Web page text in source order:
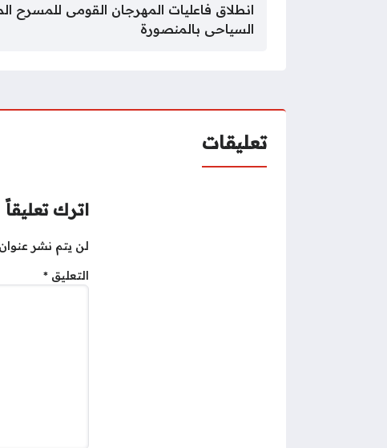
انطلاق فاعليات المهرجان القومى
السياحى بالمنصورة
تعليقات
اترك تعليقاً
لن يتم نشر
التعليق *